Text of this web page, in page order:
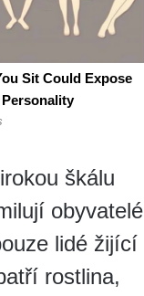
škálu
obyvatelé
lidé žijící
rostlina,